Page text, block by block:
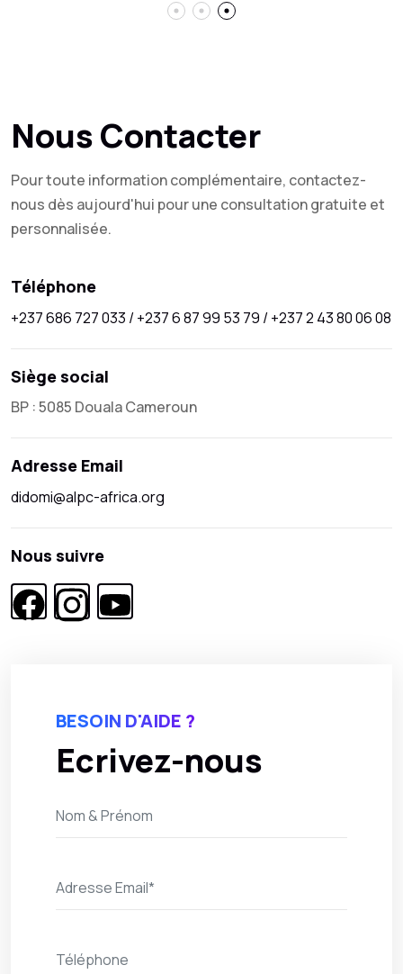
Nous Contacter
Pour toute information complémentaire, contactez-
nous dès aujourd'hui pour une consultation gratuite et
personnalisée.
Téléphone
+237 686 727 033 / +237 6 87 99 53 79 / +237 2 43 80 06 08
Siège social
BP : 5085 Douala Cameroun
Adresse Email
didomi@alpc-africa.org
Nous suivre
BESOIN D'AIDE ?
Ecrivez-nous